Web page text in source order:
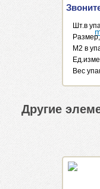
Шт.в
М2 в
Веc
Другие